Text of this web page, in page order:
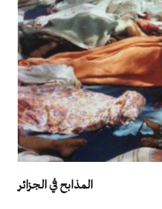
المذابح في الجزائر